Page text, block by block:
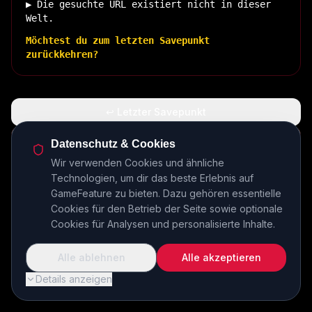
▶ Die gesuchte URL existiert nicht in dieser
Welt.
Möchtest du zum letzten Savepunkt
zurückkehren?
🏠 Zurück zur Basis
INSERT COIN TO CONTINUE...
Datenschutz & Cookies
Wir verwenden Cookies und ähnliche
Technologien, um dir das beste Erlebnis auf
GameFeature zu bieten. Dazu gehören essentielle
Cookies für den Betrieb der Seite sowie optionale
Cookies für Analysen und personalisierte Inhalte.
Details anzeigen
Alle ablehnen Alle akzeptieren